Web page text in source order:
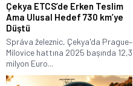
Çekya ETCS’de Erken Teslim
Ama Ulusal Hedef 730 km’ye
Düştü
Správa železnic, Çekya'da Prague–
Milovice hattına 2025 başında 12,3
milyon Euro...